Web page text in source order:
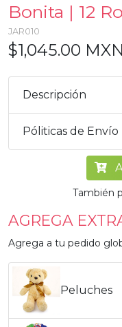
Bonita | 12
JAR010
$1,045.00 MXN
Descripción
Póliticas de Envío
También
AGREGA
Agrega a tu pedido
Peluches